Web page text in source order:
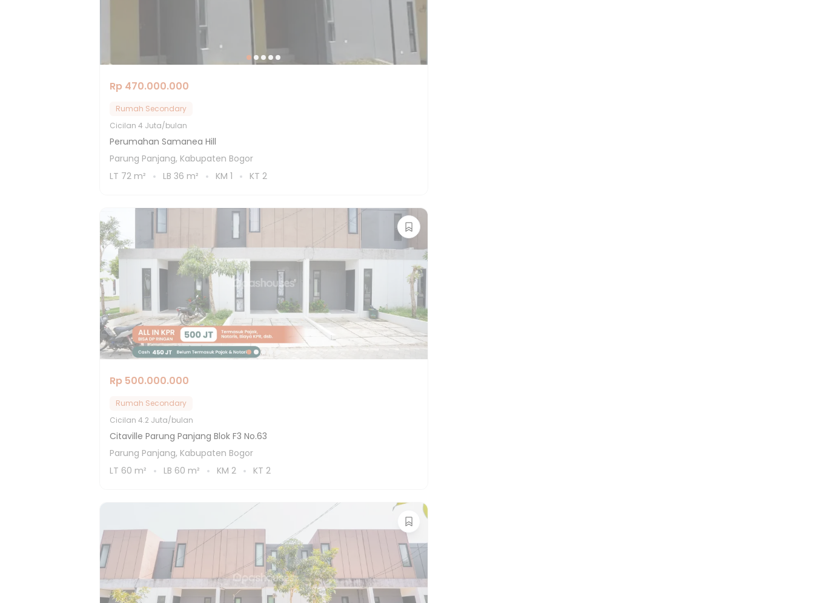
Rp 470.000.000
Rumah Secondary
Cicilan 4 Juta/bulan
Perumahan Samanea Hill
Parung Panjang, Kabupaten Bogor
LT 72 m² LB 36 m² KM 1 KT 2
Rp 500.000.000
Rumah Secondary
Cicilan 4.2 Juta/bulan
Citaville Parung Panjang Blok F3 No.63
Parung Panjang, Kabupaten Bogor
LT 60 m² LB 60 m² KM 2 KT 2